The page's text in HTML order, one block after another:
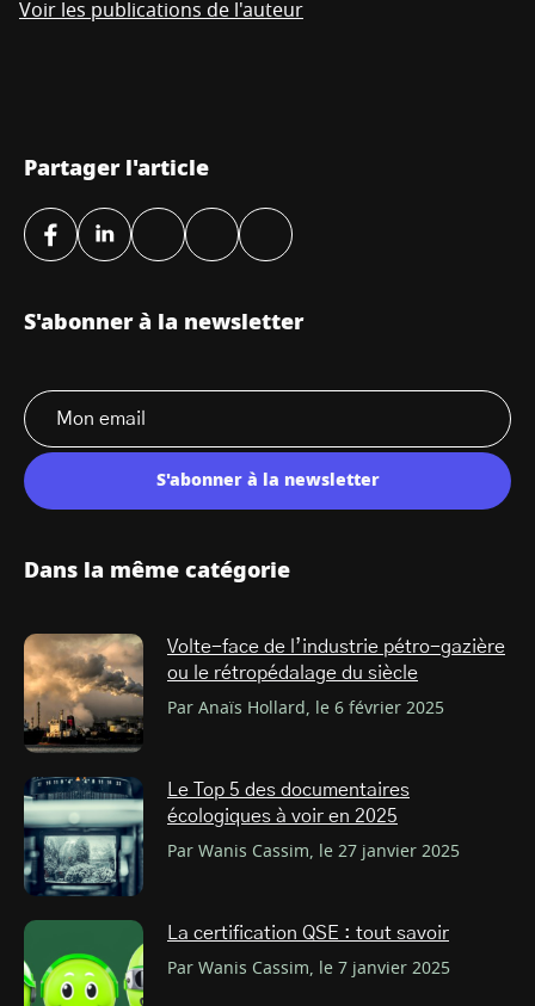
Voir les publications de l'auteur
Partager l'article
S'abonner à la newsletter
S'abonner à la newsletter
Dans la même catégorie
Volte-face de l’industrie pétro-gazière
ou le rétropédalage du siècle
Par Anaïs Hollard, le 6 février 2025
Le Top 5 des documentaires
écologiques à voir en 2025
Par Wanis Cassim, le 27 janvier 2025
La certification QSE : tout savoir
Par Wanis Cassim, le 7 janvier 2025